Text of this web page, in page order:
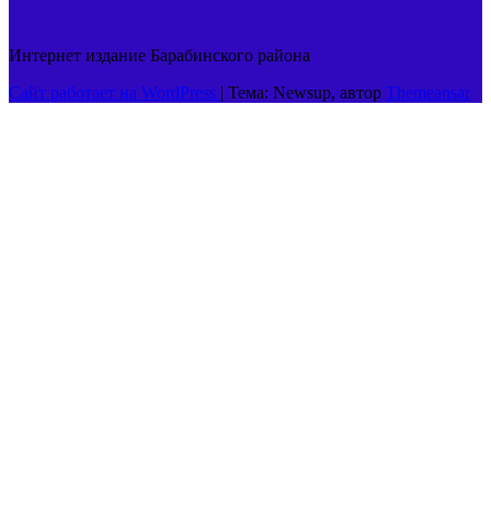
Интернет издание Барабинского района
Сайт работает на WordPress | Тема: Newsup, автор Themeansar